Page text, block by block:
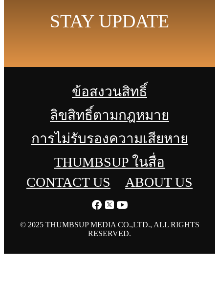
STAY UPDATE
ข้อสงวนสิทธิ์
ลิขสิทธิ์ตามกฎหมาย
การไม่รับรองความเสียหาย
THUMBSUP ในสื่อ
CONTACT US
ABOUT US
© 2025 THUMBSUP MEDIA CO.,LTD., ALL RIGHTS
RESERVED.